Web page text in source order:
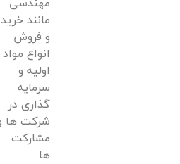
مهندسی
مانند خرید
و فروش
انواع مواد
اولیه و
سرمایه
گذاری در
شرکت ها
مشارکت
ها